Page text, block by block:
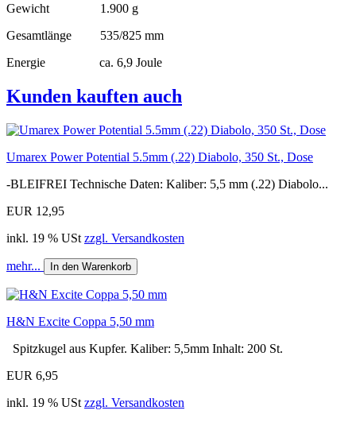
Gewicht 1.900 g
Gesamtlänge 535/825 mm
Energie ca. 6,9 Joule
Kunden kauften auch
Umarex Power Potential 5.5mm (.22) Diabolo, 350 St., Dose
-BLEIFREI Technische Daten: Kaliber: 5,5 mm (.22) Diabolo...
EUR 12,95
inkl. 19 % USt zzgl. Versandkosten
mehr... In den Warenkorb
H&N Excite Coppa 5,50 mm
Spitzkugel aus Kupfer. Kaliber: 5,5mm Inhalt: 200 St.
EUR 6,95
inkl. 19 % USt zzgl. Versandkosten